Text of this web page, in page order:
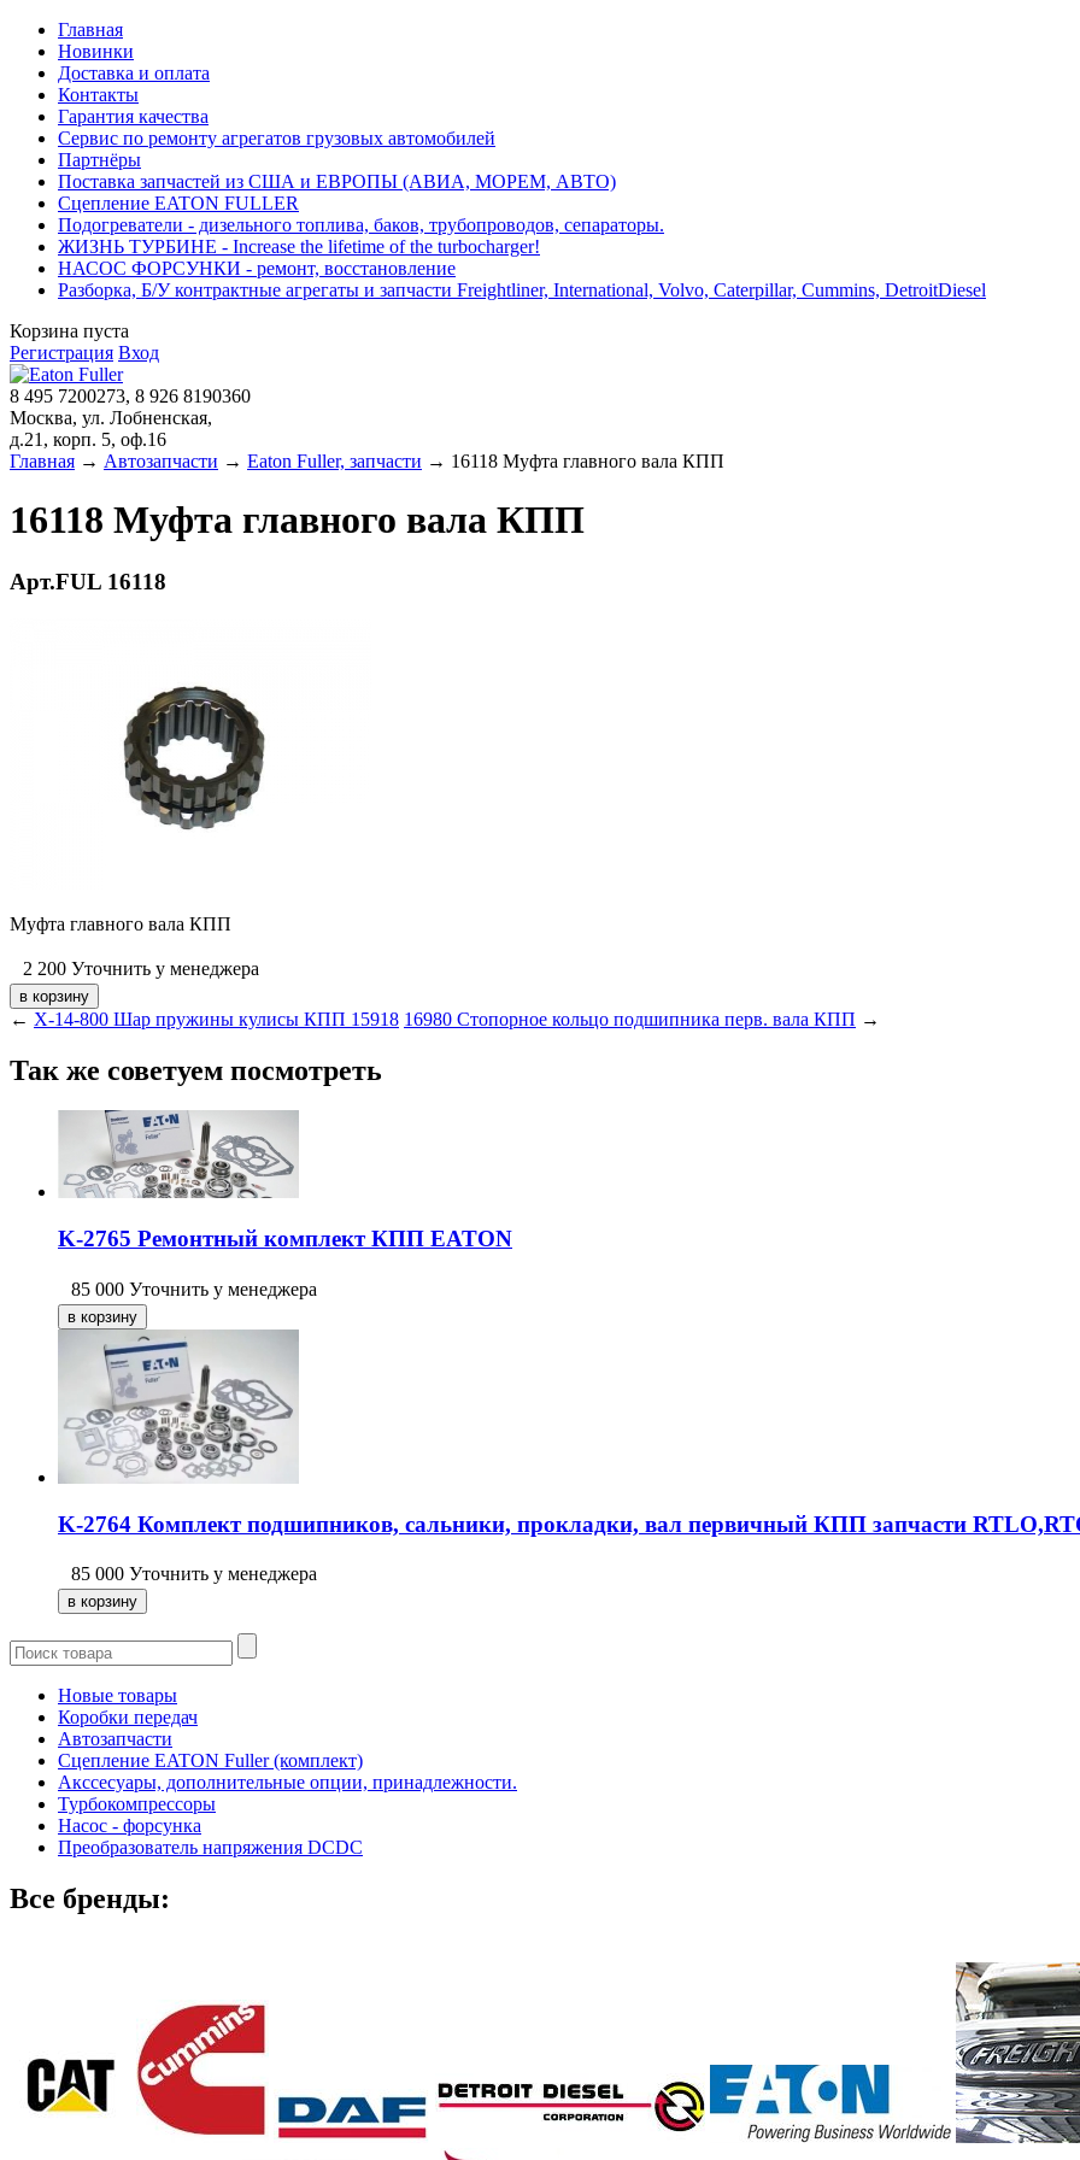
Главная
Новинки
Доставка и оплата
Контакты
Гарантия качества
Сервис по ремонту агрегатов грузовых автомобилей
Партнёры
Поставка запчастей из США и ЕВРОПЫ (АВИА, МОРЕМ, АВТО)
Сцепление EATON FULLER
Подогреватели - дизельного топлива, баков, трубопроводов, сепараторы.
ЖИЗНЬ ТУРБИНЕ - Increase the lifetime of the turbocharger!
НАСОС ФОРСУНКИ - ремонт, восстановление
Разборка, Б/У контрактные агрегаты и запчасти Freightliner, International, Volvo, Caterpillar, Cummins, DetroitDiesel
Корзина пуста
Регистрация Вход
8 495 7200273, 8 926 8190360
Москва, ул. Лобненская,
д.21, корп. 5, оф.16
Главная → Автозапчасти → Eaton Fuller, запчасти → 16118 Муфта главного вала КПП
16118 Муфта главного вала КПП
Арт.FUL 16118
Муфта главного вала КПП
2 200 Уточнить у менеджера
← X-14-800 Шар пружины кулисы КПП 15918 16980 Стопорное кольцо подшипника перв. вала КПП →
Так же советуем посмотреть
K-2765 Ремонтный комплект КПП EATON
85 000 Уточнить у менеджера
K-2764 Комплект подшипников, сальники, прокладки, вал первичный КПП запчасти
85 000 Уточнить у менеджера
Новые товары
Коробки передач
Автозапчасти
Сцепление EATON Fuller (комплект)
Акссесуары, дополнительные опции, принадлежности.
Турбокомпрессоры
Насос - форсунка
Преобразователь напряжения DCDC
Все бренды: